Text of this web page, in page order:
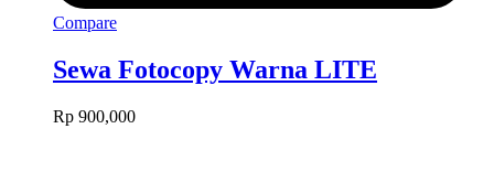
Compare
Sewa Fotocopy Warna LITE
Rp 900,000